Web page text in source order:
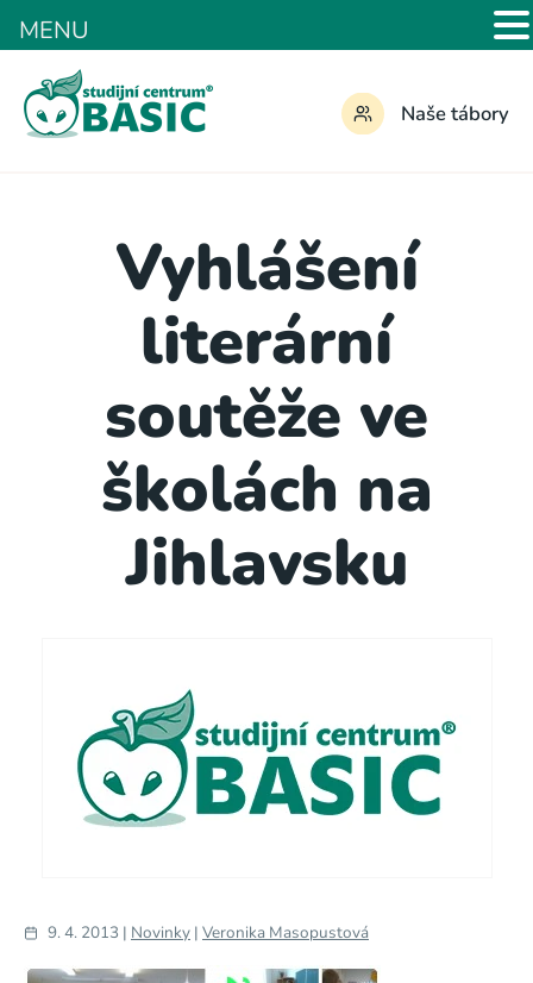
Naše tábory
Vyhlášení
literární
soutěže ve
školách na
Jihlavsku
9. 4. 2013 | Novinky | Veronika Masopustová
MENU